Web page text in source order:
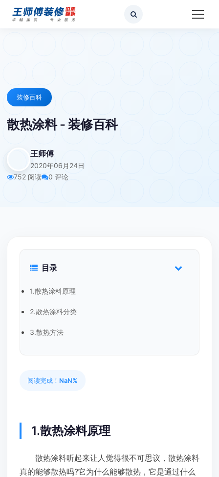
装修百科
散热涂料 - 装修百科
王师傅
2020年06月24日
752 阅读
0 评论
目录
1.散热涂料原理
2.散热涂料分类
3.散热方法
阅读完成！ NaN%
1.散热涂料原理
散热涂料听起来让人觉得很不可思议，散热涂料
真的能够散热吗?它为什么能够散热，它是通过什么